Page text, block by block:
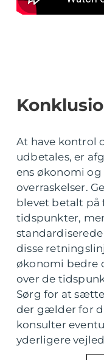
At have kontrol
udbetales, er
ens økonomi
overraskelser.
blevet betalt på
tidspunkter,
disse
økonomi bedre
over de
Sørg for at
der gælder for
konsulter
yderligere